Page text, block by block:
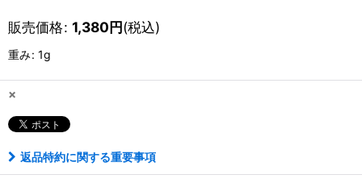
販売価格: 1,380円(税込)
重み: 1g
×
返品特約に関する重要事項